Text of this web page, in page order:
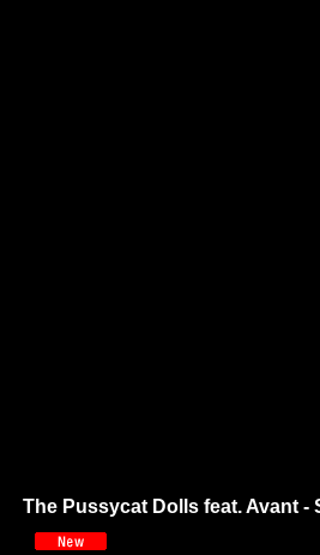
The Pussycat Dolls feat. Avant -